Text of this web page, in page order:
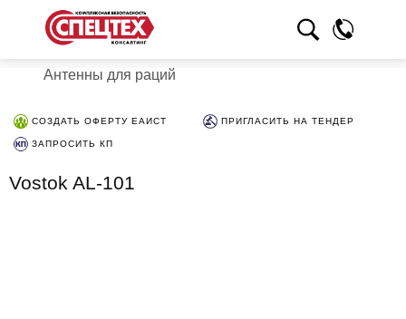
Антенны для раций
СОЗДАТЬ ОФЕРТУ ЕАИСТ ПРИГЛАСИТЬ НА ТЕНДЕР
ЗАПРОСИТЬ КП
Vostok AL-101